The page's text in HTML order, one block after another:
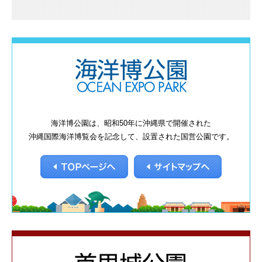
海洋博公園は、昭和50年に沖縄県で開催された
沖縄国際海洋博覧会を記念して、設置された国営公園です。